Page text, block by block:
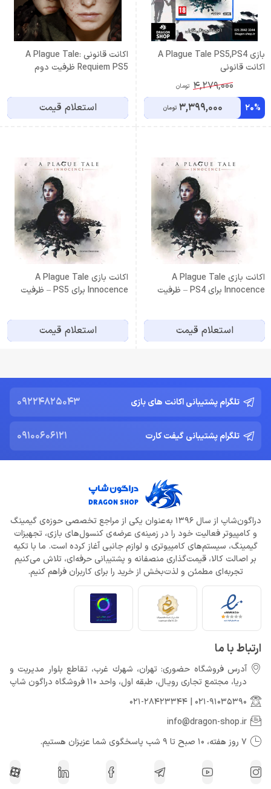
بازی A Plague Tale PS5,PS4
اکانت قانونی
4,279,000 تومان
20%
3,399,000 تومان
اکانت قانونی A Plague Tale:
Requiem PS5 ظرفیت دوم
استعلام قیمت
اكانت بازی A Plague Tale
Innocence برای PS4 – ظرفيت
استعلام قیمت
اكانت بازی A Plague Tale
Innocence برای PS5 – ظرفيت
استعلام قیمت
تلگرام پشتیبانی اکانت های بازی 09224825043
تلگرام پشتیبانی گیفت کارت 09100606121
دراگون‌شاپ از سال 1396 به‌عنوان یکی از مراجع تخصصی حوزه‌ی گیمینگ
و کامپیوتر فعالیت خود را در زمینه‌ی عرضه‌ی کنسول‌های بازی، تجهیزات
گیمینگ، سیستم‌های کامپیوتری و لوازم جانبی آغاز کرده است. ما با تکیه
بر اصالت کالا، قیمت‌گذاری منصفانه و پشتیبانی حرفه‌ای، تلاش می‌کنیم
تجربه‌ای مطمئن و لذت‌بخش از خرید را برای کاربران فراهم کنیم.
ارتباط با ما
آدرس فروشگاه حضوری: تهران، شهرك غرب، تقاطع بلوار مدیریت و
دريا، مجتمع تجارى رويـال، طبقه اول، واحد 110 فروشگاه دراگون شاپ
021-91035390
021-28423344
info@dragon-shop.ir
7 روز هفته، 10 صبح تا 9 شب پاسخگوی شما عزیزان هستیم.